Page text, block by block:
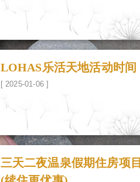
LOHAS乐活天地活动时间
[ 2025-01-06 ]
三天二夜温泉假期住房项目